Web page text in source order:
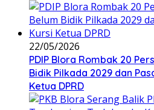
22/05/2026
PDIP Blora Rombak 20
Bidik Pilkada 2029 dan
Ketua DPRD